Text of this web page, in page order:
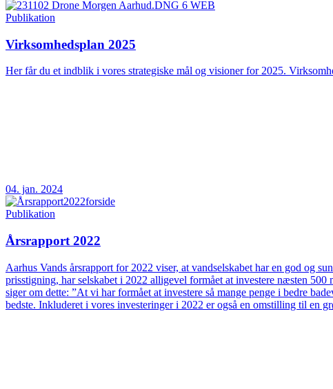
Publikation
Virksomhedsplan 2025
Her får du et indblik i vores strategiske mål og visioner for 2025.
04. jan. 2024
Publikation
Årsrapport 2022
Aarhus Vands årsrapport for 2022 viser, at vandselskabet har en god og
prisstigning, har selskabet i 2022 alligevel formået at investere næsten
siger om dette: ”At vi har formået at investere så mange penge i bedre
bedste. Inkluderet i vores investeringer i 2022 er også en omstilling til en